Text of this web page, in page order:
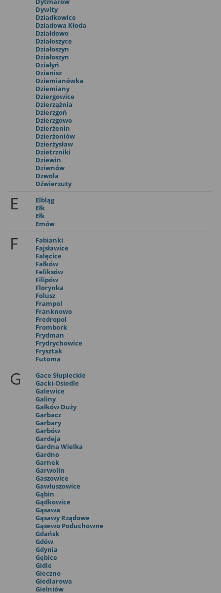
Dywity
Dziadkowice
Dziadowa Kłoda
Działdowo
Działoszyce
Działoszyn
Działoszyn
Działyń
Dzianisz
Dziemianówka
Dziemiany
Dziergowice
Dzierzążnia
Dzierzgoń
Dzierzgowo
Dzierżenin
Dzierżoniów
Dzierżysław
Dzietrzniki
Dziewin
Dziwnów
Dzwola
Dźwierzuty
E
Elbląg
Ełk
Ełk
Emów
F
Fabianki
Fajsławice
Falęcice
Fałków
Feliksów
Filipów
Florynka
Folusz
Frampol
Franknowo
Fredropol
Frombork
Frydman
Frydrychowice
Frysztak
Futoma
G
Gace Słupieckie
Gacki-Osiedle
Galewice
Galiny
Gałków Duży
Garbacz
Garbary
Garbów
Gardeja
Gardna Wielka
Gardno
Garnek
Garwolin
Gaszowice
Gawłuszowice
Gąbin
Gądkowice
Gąsawa
Gąsawy Rządowe
Gąsewo Poduchowne
Gdańsk
Gdów
Gdynia
Gębice
Gidle
Gieczno
Giedlarowa
Gielniów